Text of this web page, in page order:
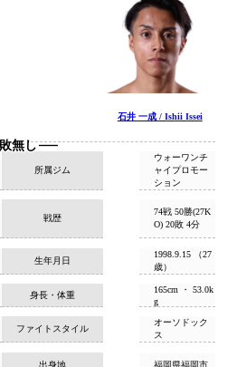
中文（繁體）
ไทย
العربية
無し
石井 一成 / Ishii Issei
所属ジム
ウォーワンチ
ャイプロモー
ション
戦歴
74戦 50勝(27K
O) 20敗 4分
生年月日
1998.9.15 （27
歳）
身長・体重
165cm ・ 53.0k
g
ファイトスタイル
オーソドック
ス
出身地 福岡県福岡市